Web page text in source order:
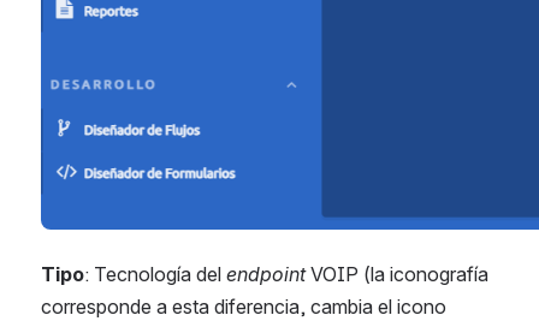
Tipo: Tecnología del endpoint VOIP (la iconografía
corresponde a esta diferencia, cambia el icono